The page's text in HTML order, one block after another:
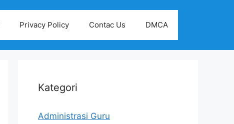
Privacy Policy Contac Us DMCA
Kategori
Administrasi Guru